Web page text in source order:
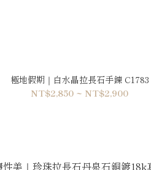
極地假期｜白水晶拉長石手鍊 C1783
NT$2,850 ~ NT$2,900